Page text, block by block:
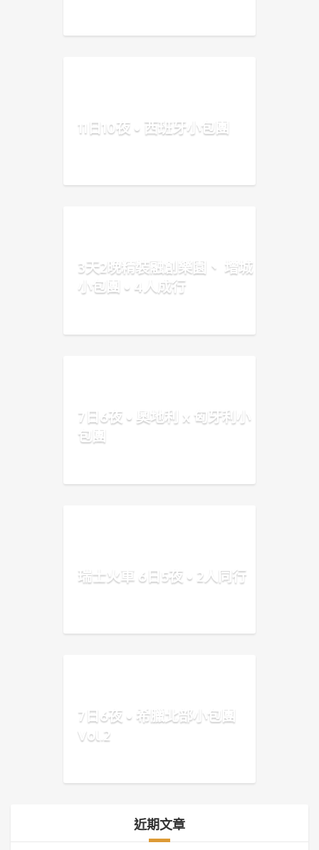
11日10夜 • 西班牙小包團
3天2晚精裝融創樂園、 增城
小包團 • 4人成行
7日6夜 • 奧地利 x 匈牙利小
包團
瑞士火車 6日5夜 • 2人同行
7日6夜 • 希臘北部小包團
Vol.2
近期文章